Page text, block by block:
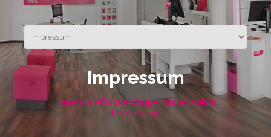
Impressum
Telekom-Partnershop-Finsterwalde
Impressum